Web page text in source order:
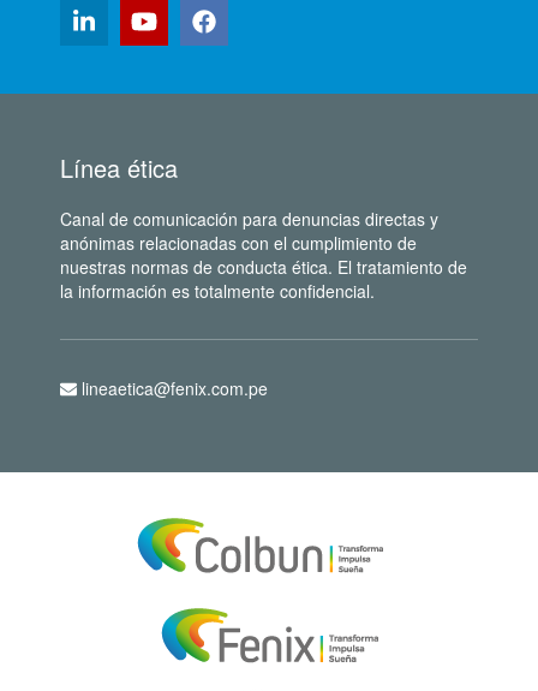
Línea ética
Canal de comunicación para denuncias directas y
anónimas relacionadas con el cumplimiento de
nuestras normas de conducta ética. El tratamiento de
la información es totalmente confidencial.
lineaetica@fenix.com.pe